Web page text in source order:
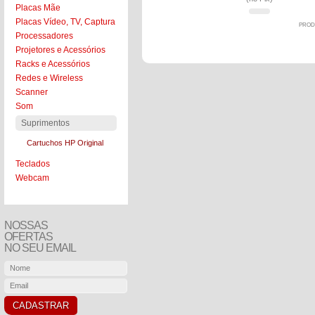
Placas Mãe
Placas Vídeo, TV, Captura
Processadores
Projetores e Acessórios
Racks e Acessórios
Redes e Wireless
Scanner
Som
Suprimentos
Cartuchos HP Original
Teclados
Webcam
NOSSAS
OFERTAS
NO SEU EMAIL
CADASTRAR